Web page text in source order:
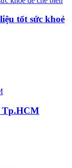
tốt sức khoẻ
Tp.HCM